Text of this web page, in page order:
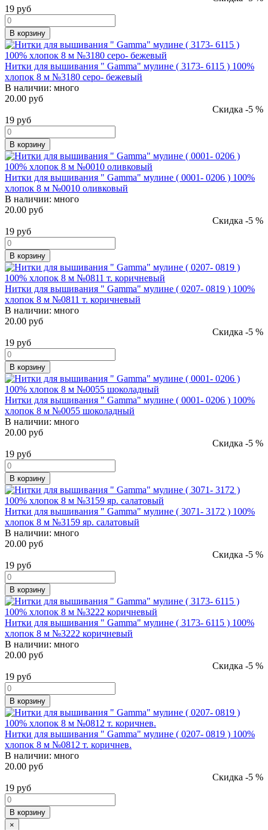
19 руб
В корзину
Нитки для вышивания " Gamma" мулине ( 3173- 6115 ) 100%
хлопок 8 м №3180 серо- бежевый
В наличии: много
20.00 руб
Скидка -5 %
19 руб
В корзину
Нитки для вышивания " Gamma" мулине ( 0001- 0206 ) 100%
хлопок 8 м №0010 оливковый
В наличии: много
20.00 руб
Скидка -5 %
19 руб
В корзину
Нитки для вышивания " Gamma" мулине ( 0207- 0819 ) 100%
хлопок 8 м №0811 т. коричневый
В наличии: много
20.00 руб
Скидка -5 %
19 руб
В корзину
Нитки для вышивания " Gamma" мулине ( 0001- 0206 ) 100%
хлопок 8 м №0055 шоколадный
В наличии: много
20.00 руб
Скидка -5 %
19 руб
В корзину
Нитки для вышивания " Gamma" мулине ( 3071- 3172 ) 100%
хлопок 8 м №3159 яр. салатовый
В наличии: много
20.00 руб
Скидка -5 %
19 руб
В корзину
Нитки для вышивания " Gamma" мулине ( 3173- 6115 ) 100%
хлопок 8 м №3222 коричневый
В наличии: много
20.00 руб
Скидка -5 %
19 руб
В корзину
Нитки для вышивания " Gamma" мулине ( 0207- 0819 ) 100%
хлопок 8 м №0812 т. коричнев.
В наличии: много
20.00 руб
Скидка -5 %
19 руб
В корзину
×